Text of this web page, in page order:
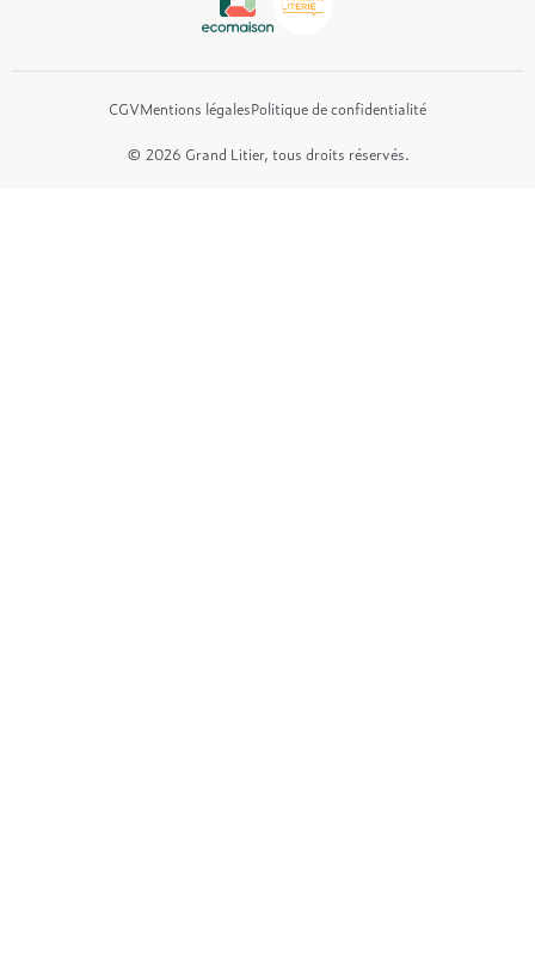
CGVMentions légalesPolitique de confidentialité
© 2026 Grand Litier, tous droits réservés.